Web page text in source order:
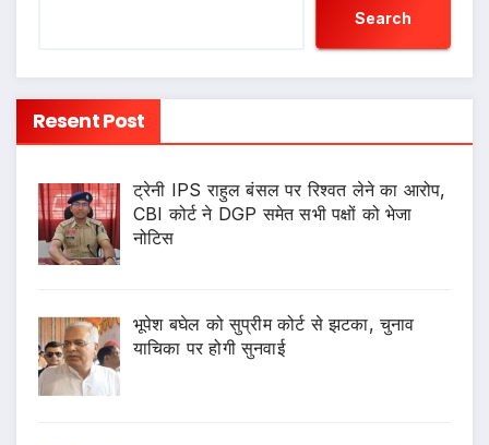
Search
Resent Post
ट्रेनी IPS राहुल बंसल पर रिश्वत लेने का आरोप,
CBI कोर्ट ने DGP समेत सभी पक्षों को भेजा
नोटिस
भूपेश बघेल को सुप्रीम कोर्ट से झटका, चुनाव
याचिका पर होगी सुनवाई